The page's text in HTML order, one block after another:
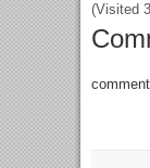
(Visited